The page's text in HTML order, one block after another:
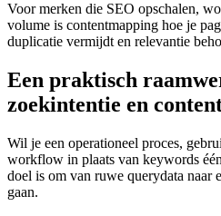
Voor merken die SEO opschalen,
volume is contentmapping hoe je
duplicatie vermijdt en relevantie
Een praktisch
zoekintentie en
Wil je een operationeel proces,
workflow in plaats van keywords
doel is om van ruwe querydata naar
gaan.